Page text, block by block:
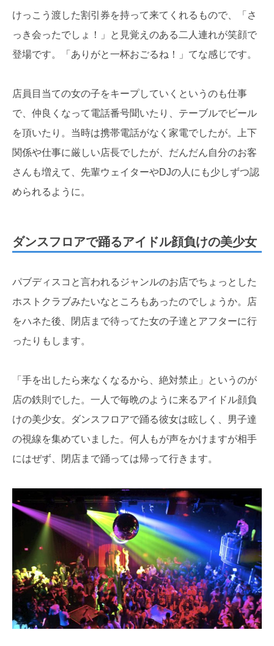
けっこう渡した割引券を持って来てくれるもので、「さ
っき会ったでしょ！」と見覚えのある二人連れが笑顔で
登場です。「ありがと一杯おごるね！」てな感じです。
店員目当ての女の子をキープしていくというのも仕事
で、仲良くなって電話番号聞いたり、テーブルでビール
を頂いたり。当時は携帯電話がなく家電でしたが。上下
関係や仕事に厳しい店長でしたが、だんだん自分のお客
さんも増えて、先輩ウェイターやDJの人にも少しずつ認
められるように。
ダンスフロアで踊るアイドル顔負けの美少女
パブディスコと言われるジャンルのお店でちょっとした
ホストクラブみたいなところもあったのでしょうか。店
をハネた後、閉店まで待ってた女の子達とアフターに行
ったりもします。
「手を出したら来なくなるから、絶対禁止」というのが
店の鉄則でした。一人で毎晩のように来るアイドル顔負
けの美少女。ダンスフロアで踊る彼女は眩しく、男子達
の視線を集めていました。何人もが声をかけますが相手
にはぜず、閉店まで踊っては帰って行きます。